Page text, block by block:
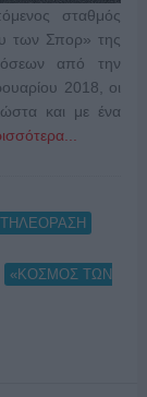
σταθμός
των Σπορ» της
από την
2018, οι
και με ένα
ΤΗΛΕΟΡΑΣΗ
«ΚΟΣΜΟΣ ΤΩΝ